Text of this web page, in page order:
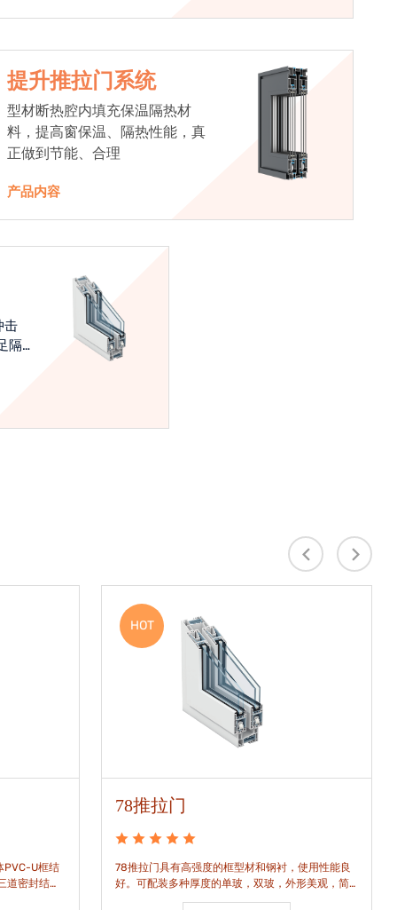
提升推拉门系统
型材断热腔内填充保温隔热材
料，提高窗保温、隔热性能，真
正做到节能、合理
产品内容
击
隔
PVC-U框结
道密封结
HOT
78推拉门
78推拉门具有高强度的框型材和钢衬，使用性能良
好。可配装多种厚度的单玻，双玻，外形美观，简